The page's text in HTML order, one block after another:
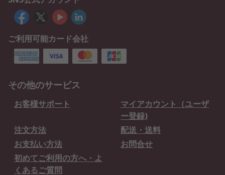
ご利用可能カード会社
その他のサービス
お客様サポート
マイアカウント（ユーザ
ー登録)
注文方法
配送・送料
お支払い方法
お問合せ
初めてご利用の方へ・よ
くあるご質問